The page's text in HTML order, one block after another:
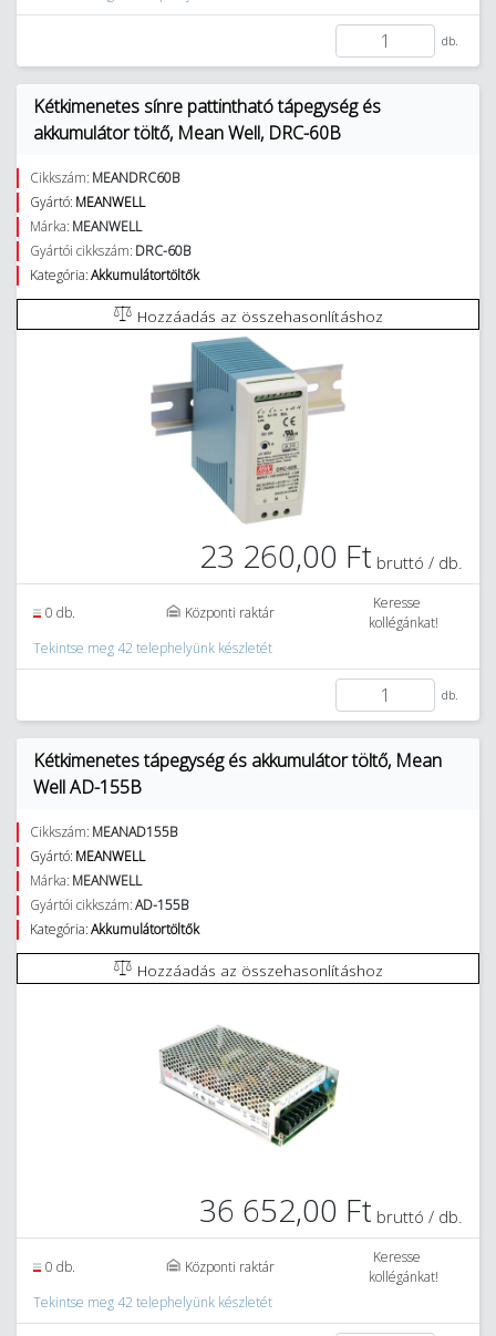
db.
Kétkimenetes sínre pattintható tápegység és
akkumulátor töltő, Mean Well, DRC-60B
Cikkszám: MEANDRC60B
Gyártó: MEANWELL
Márka: MEANWELL
Gyártói cikkszám: DRC-60B
Kategória:Akkumulátortöltők
Hozzáadás az összehasonlításhoz
23 260,00 Ft bruttó / db.
0 db. Központi raktár
Keresse
kollégánkat!
Tekintse meg 42 telephelyünk készletét
db.
Kétkimenetes tápegység és akkumulátor töltő, Mean
Well AD-155B
Cikkszám: MEANAD155B
Gyártó: MEANWELL
Márka: MEANWELL
Gyártói cikkszám:AD-155B
Kategória:Akkumulátortöltők
Hozzáadás az összehasonlításhoz
36 652,00 Ft bruttó / db.
0 db. Központi raktár
Keresse
kollégánkat!
Tekintse meg 42 telephelyünk készletét